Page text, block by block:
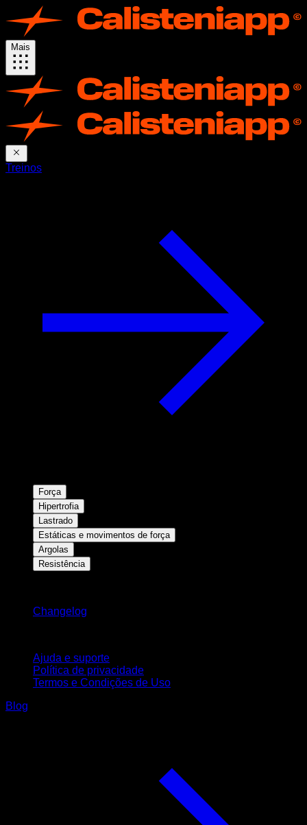
Mais
Treinos
Força
Hipertrofia
Lastrado
Estáticas e movimentos de força
Argolas
Resistência
Changelog
Ajuda e suporte
Política de privacidade
Termos e Condições de Uso
Blog